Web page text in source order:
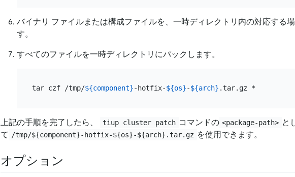
バイナリ ファイルまたは構成ファイルを、一時ディレクトリ内の対応する
す。
すべてのファイルを一時ディレクトリにパックします。
tar czf /tmp/${component}-hotfix-${os}-${arch}
上記の手順を完了したら、 tiup cluster patch コマンドの <package-path> と
て /tmp/${component}-hotfix-${os}-${arch}.tar.gz を使用できます。
オプション